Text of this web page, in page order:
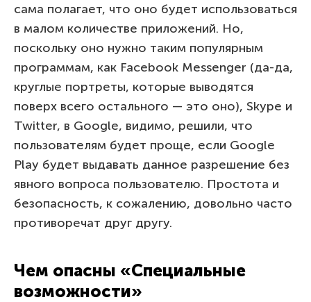
сама полагает, что оно будет использоваться
в малом количестве приложений. Но,
поскольку оно нужно таким популярным
программам, как Facebook Messenger (да-да,
круглые портреты, которые выводятся
поверх всего остального — это оно), Skype и
Twitter, в Google, видимо, решили, что
пользователям будет проще, если Google
Play будет выдавать данное разрешение без
явного вопроса пользователю. Простота и
безопасность, к сожалению, довольно часто
противоречат друг другу.
Чем опасны «Специальные
возможности»